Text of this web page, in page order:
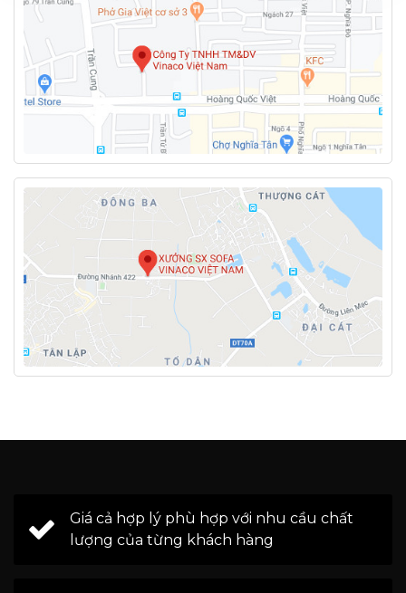
Giá cả hợp lý phù hợp với nhu cầu chất
lượng của từng khách hàng